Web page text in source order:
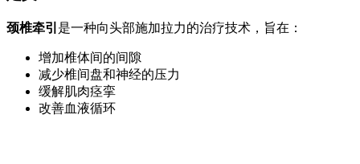
颈椎牵引 是一种向头部施加拉力的治疗技术，旨在：
增加椎体间的间隙
减少椎间盘和神经的压力
缓解肌肉痉挛
改善血液循环